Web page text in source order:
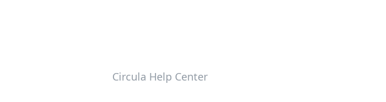
Circula Help Center